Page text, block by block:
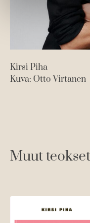
Kirsi Piha
Kuva: Otto Virtanen
Muut teokset